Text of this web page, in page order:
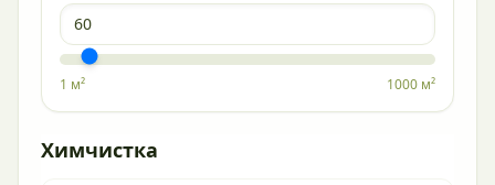
1 м² 1000 м²
Химчистка